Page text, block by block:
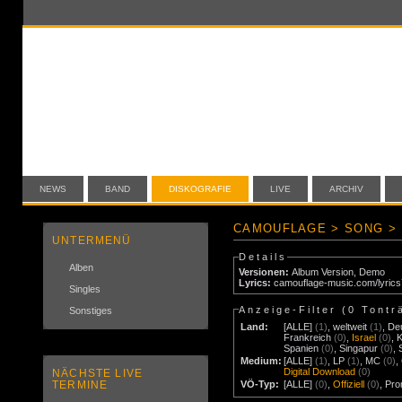
NEWS BAND DISKOGRAFIE LIVE ARCHIV
UNTERMENÜ
Alben
Singles
Sonstiges
NÄCHSTE LIVE
TERMINE
CAMOUFLAGE > SONG >
Details
Versionen: Album Version, Demo
Lyrics: camouflage-music.com/
Anzeige-Filter (0
Land:
[ALLE] (1) ,weltweit (1)
Frankreich (0) Israel (0)
Spanien (0) ,Singapur (0) ,
Medium: [ALLE] (1) LP (1) MC (0) ,
Digital Download (0)
VÖ-Typ: [ALLE] (0) ,Offiziell (0)